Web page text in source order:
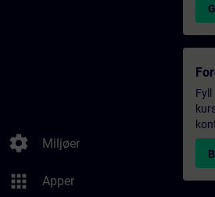
settings Miljøer
apps Apper